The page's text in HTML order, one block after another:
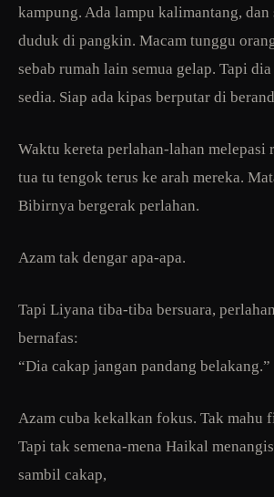
kampung. Ada lampu kalimantang,
duduk di pangkin. Macam tunggu
sebab rumah lain semua gelap. Tapi
sedia. Siap ada kipas berputar di
Waktu kereta perlahan-lahan melepasi
tua tu tengok terus ke arah mereka.
Bibirnya bergerak perlahan.
Azam tak dengar apa-apa.
Tapi Liyana tiba-tiba bersuara,
bernafas:
“Dia cakap jangan pandang belakang.”
Azam cuba kekalkan fokus. Tak mahu
Tapi tak semena-mena Haikal
sambil cakap,